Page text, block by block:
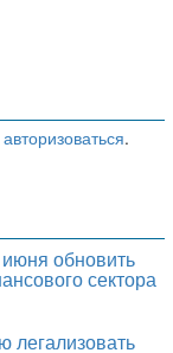
авторизоваться.